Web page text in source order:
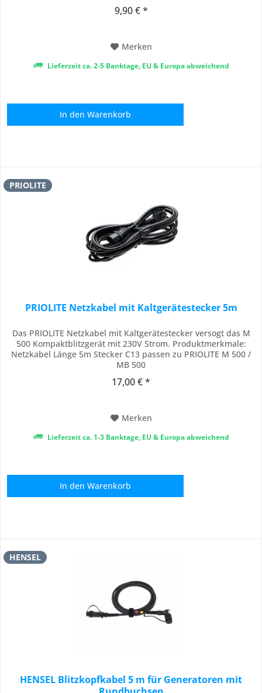
Fotozubehör und Blitzlichttechnik im Studioeinsatz
9,90 € *
Merken
Lieferzeit ca. 2-5 Banktage, EU & Europa abweichend
In den Warenkorb
PRIOLITE
PRIOLITE Netzkabel mit Kaltgerätestecker 5m
Das PRIOLITE Netzkabel mit Kaltgerätestecker versogt das M
500 Kompaktblitzgerät mit 230V Strom. Produktmerkmale:
Netzkabel Länge 5m Stecker C13 passen zu PRIOLITE M 500 /
MB 500
17,00 € *
Merken
Lieferzeit ca. 1-3 Banktage, EU & Europa abweichend
In den Warenkorb
HENSEL
HENSEL Blitzkopfkabel 5 m für Generatoren mit